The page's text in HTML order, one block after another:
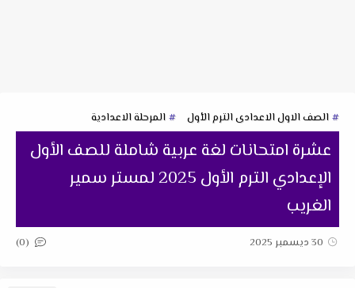
الصف الاول الاعدادى الترم الأول المرحلة الاعدادية
عشرة امتحانات لغة عربية شاملة للصف الأول
الإعدادي الترم الأول 2025 لمستر سمير
الغريب
30 ديسمبر 2025 (0)